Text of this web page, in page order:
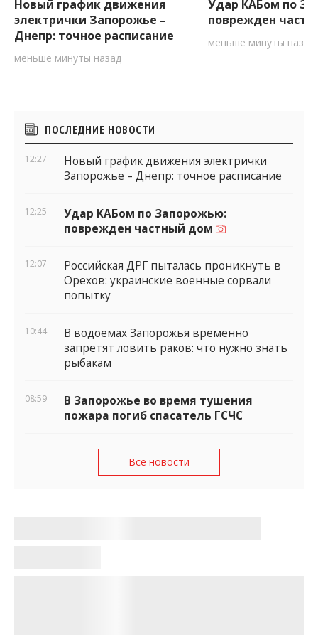
Новый график движения
электрички Запорожье –
Днепр: точное расписание
меньше минуты назад
Удар КАБом по
поврежден
меньше минуты назад
Боковые
виджеты
ПОСЛЕДНИЕ НОВОСТИ
12:27
Новый график движения электрички
Запорожье – Днепр: точное расписание
12:25
Удар КАБом по Запорожью:
поврежден частный дом
12:07
Российская ДРГ пыталась проникнуть в
Орехов: украинские военные сорвали
попытку
10:44
В водоемах Запорожья временно
запретят ловить раков: что нужно знать
рыбакам
08:59
В Запорожье во время тушения
пожара погиб спасатель ГСЧС
Все новости